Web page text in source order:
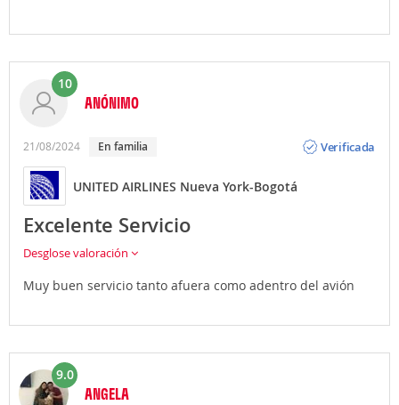
la reserva de tu Vuelo + Hotel.
10
ANÓNIMO
21/08/2024 en familia
Verificada
UNITED AIRLINES Nueva York-Bogotá
Excelente Servicio
Desglose valoración
Muy buen servicio tanto afuera como adentro del avión
9.0
ANGELA